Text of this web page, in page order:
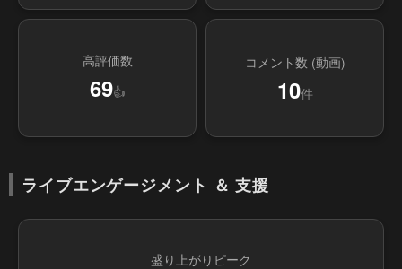
高評価数
69👍
コメント数 (動画)
10件
ライブエンゲージメント ＆ 支援
盛り上がりピーク